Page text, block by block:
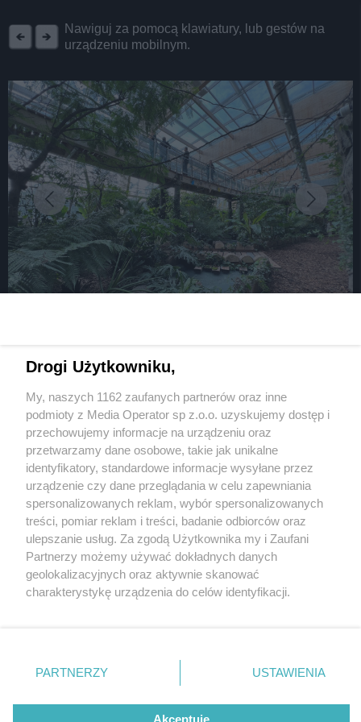
Nawiguj za pomocą klawiatury, lub gestów na
urządzeniu mobilnym.
W śląskim zoo wyrósł las deszczowy Ameryki
1 / 25
Chorzów zoo las deszczowy
Śląski Ogród Zoologiczny kończy 65 lat i otwiera nowy
rozdział swojej historii. W piątek, 6 października 2023 r.,
podczas jubileuszowych obchodów, w chorzowskim
zoo otwarto nowy pawilon lasu deszczowego Ameryki
Wydawca mediów lokalnych
Nie zapomnij
zapoznać się z:
polityką prywatności regulamin korzystania z portali
Twojemiasto
Piekary Śląskie
Chorzów
Tarnowskie Góry
Gliwice
Skontakuj sięz nami
Kontakt
Wydawca
Redakcja
Drogi Użytkowniku,
My, naszych 1162 zaufanych partnerów oraz inne
podmioty z Media Operator sp z.o.o. uzyskujemy dostęp i
przechowujemy informacje na urządzeniu oraz
przetwarzamy dane osobowe, takie jak unikalne
identyfikatory, standardowe informacje wysyłane przez
urządzenie czy dane przeglądania w celu zapewniania
spersonalizowanych reklam, wybór spersonalizowanych
treści, pomiar reklam i treści, badanie odbiorców oraz
ulepszanie usług. Za zgodą Użytkownika my i Zaufani
Partnerzy możemy używać dokładnych danych
geolokalizacyjnych oraz aktywnie skanować
charakterystykę urządzenia do celów identyfikacji.
zmienić/wycofać klikając przycisk ustawień prywatności
znajdujący się w lewym dolnym rogu strony
rodzaje przetwarzania danych nie wymagają zgody
użytkownika, ale masz prawo sprzeciwić się takiemu
PARTNERZY USTAWIENIA
Akceptuję